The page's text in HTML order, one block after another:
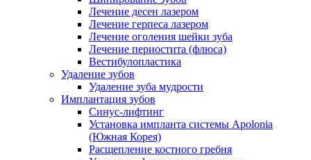
Лечение десен лазером
Лечение герпеса лазером
Лечение оголения шейки зуба
Лечение периостита (флюса)
Вестибулопластика
Удаление зубов
Удаление зуба мудрости
Имплантация зубов
Синус-лифтинг
Установка импланта системы Apolonia
(Южная Корея)
Расщепление костного гребня